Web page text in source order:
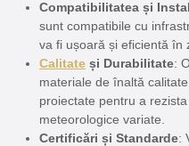
Compatibilitatea și
sunt compatibile cu
va fi ușoară și eficientă în
Calitate și Durabilitate:
materiale de înaltă
proiectate pentru a
meteorologice variate.
Certificări și Standarde: